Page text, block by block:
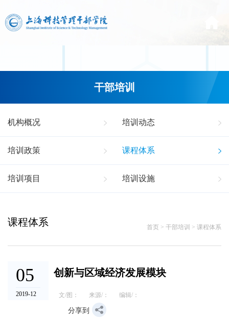
干部培训
机构概况 培训动态
培训政策 课程体系
培训项目 培训设施
课程体系 首页 > 干部培训 > 课程体系
05
2019-12
创新与区域经济发展模块
文/图： 来源/： 编辑/：
分享到